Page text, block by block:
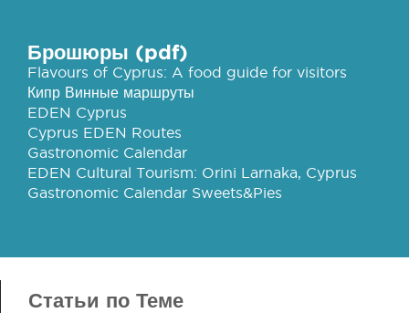
Брошюры (pdf)
Flavours of Cyprus: A food guide for visitors
Кипр Винные маршруты
EDEN Cyprus
Cyprus EDEN Routes
Gastronomic Calendar
EDEN Cultural Tourism: Orini Larnaka, Cyprus
Gastronomic Calendar Sweets&Pies
Статьи по Теме